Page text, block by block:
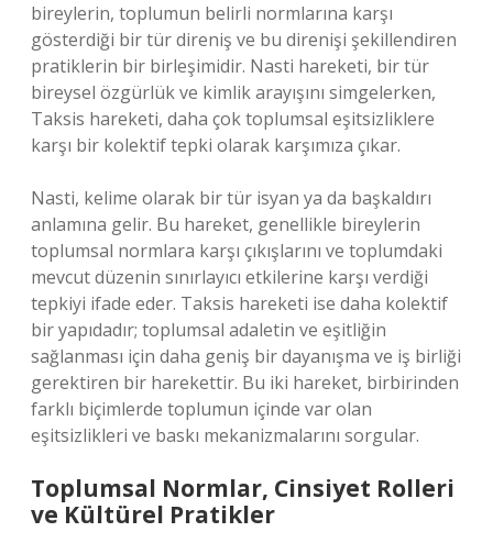
bireylerin, toplumun belirli normlarına karşı
gösterdiği bir tür direniş ve bu direnişi şekillendiren
pratiklerin bir birleşimidir. Nasti hareketi, bir tür
bireysel özgürlük ve kimlik arayışını simgelerken,
Taksis hareketi, daha çok toplumsal eşitsizliklere
karşı bir kolektif tepki olarak karşımıza çıkar.
Nasti, kelime olarak bir tür isyan ya da başkaldırı
anlamına gelir. Bu hareket, genellikle bireylerin
toplumsal normlara karşı çıkışlarını ve toplumdaki
mevcut düzenin sınırlayıcı etkilerine karşı verdiği
tepkiyi ifade eder. Taksis hareketi ise daha kolektif
bir yapıdadır; toplumsal adaletin ve eşitliğin
sağlanması için daha geniş bir dayanışma ve iş birliği
gerektiren bir harekettir. Bu iki hareket, birbirinden
farklı biçimlerde toplumun içinde var olan
eşitsizlikleri ve baskı mekanizmalarını sorgular.
Toplumsal Normlar, Cinsiyet Rolleri
ve Kültürel Pratikler